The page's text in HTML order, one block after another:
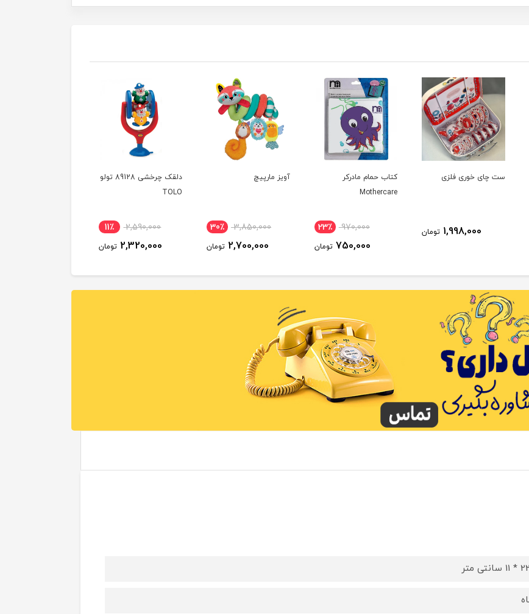
ست چای خوری فلزی
1,998,000 تومان
کتاب حمام مادرکر
Mothercare
970,000 23٪
750,000 تومان
آویز مارپیچ
3,850,000 30٪
2,700,000 تومان
دلقک چرخشی 89128 تولو
TOLO
2,590,000 11٪
2,320,000 تومان